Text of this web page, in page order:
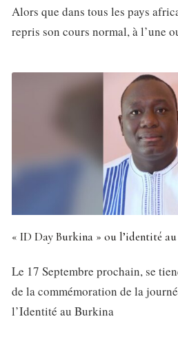
Alors que dans tous les pays
repris son cours normal, à l’une
« ID Day Burkina » ou l’identité
Le 17 Septembre prochain, se
de la commémoration de la
l’Identité au Burkina